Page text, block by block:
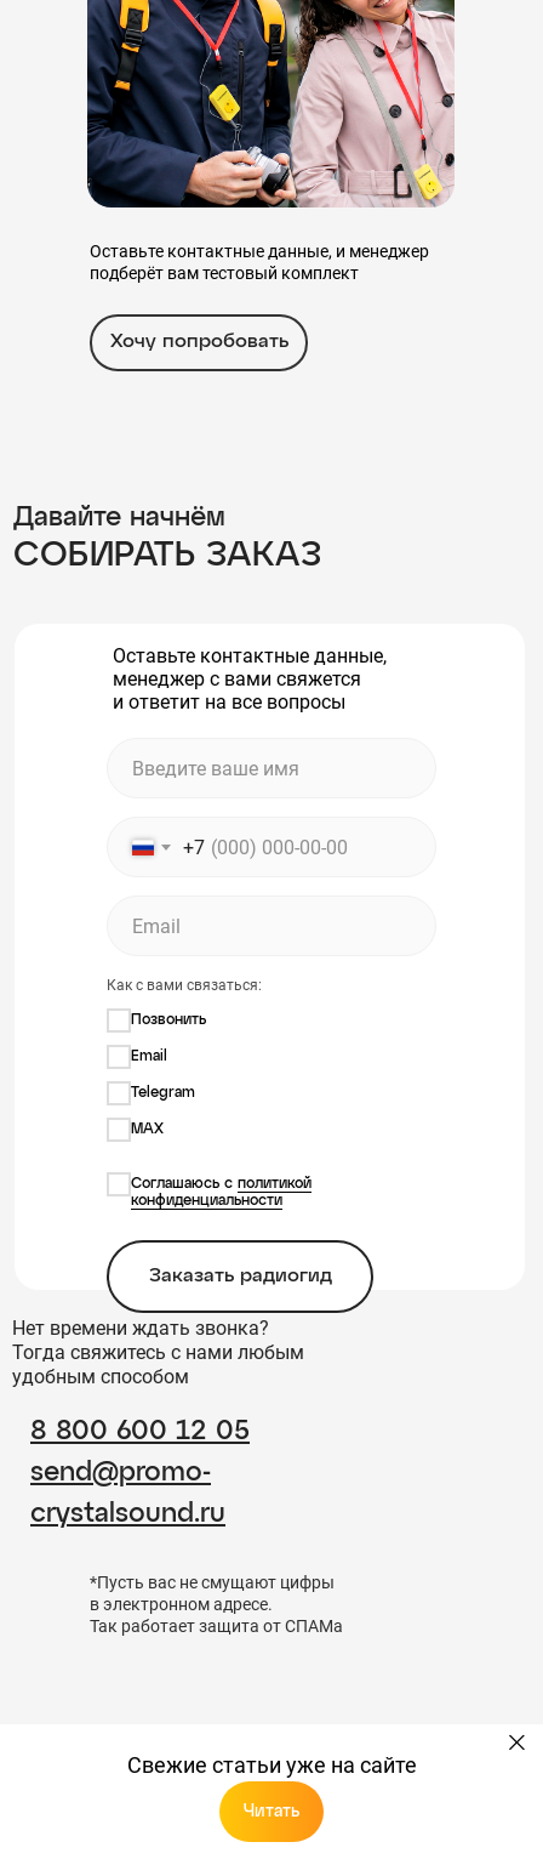
Оставьте контактные данные, и менеджер
подберёт вам тестовый комплект
Хочу попробовать
Нет времени ждать звонка?
Тогда свяжитесь с нами любым
удобным способом
Давайте начнём
СОБИРАТЬ ЗАКАЗ
Оставьте контактные данные,
менеджер с вами свяжется
и ответит на все вопросы
send@promo-
crystalsound.ru
8 800 600 12 05
+7
Как с вами связаться:
Позвонить
Email
Telegram
MAX
Соглашаюсь с политикой
конфиденциальности
Заказать радиогид
*Пусть вас не смущают цифры
в электронном адресе.
Так работает защита от СПАМа
Свежие статьи уже на сайте
Читать